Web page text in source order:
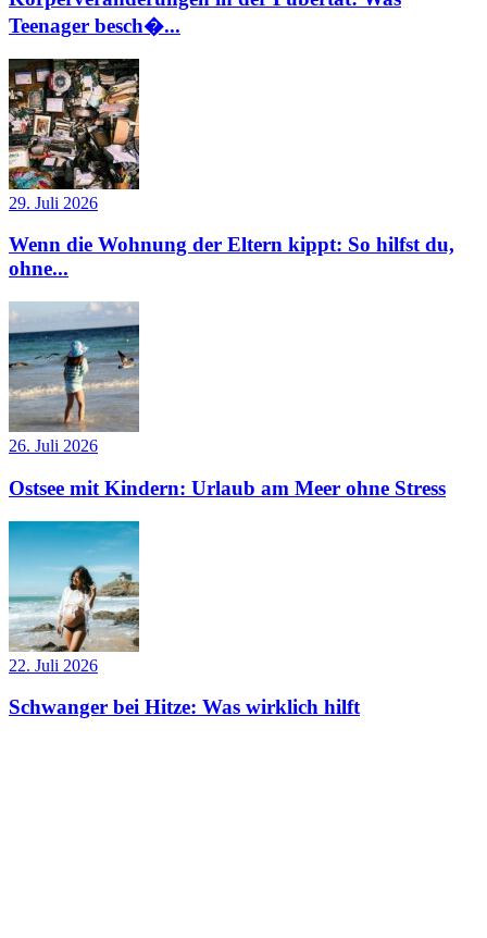
Teenager besch�...
29. Juli 2026
Wenn die Wohnung der Eltern kippt: So hilfst du,
ohne...
26. Juli 2026
Ostsee mit Kindern: Urlaub am Meer ohne Stress
22. Juli 2026
Schwanger bei Hitze: Was wirklich hilft